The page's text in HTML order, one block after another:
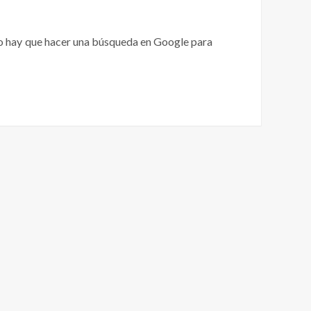
que hacer una búsqueda en Google para